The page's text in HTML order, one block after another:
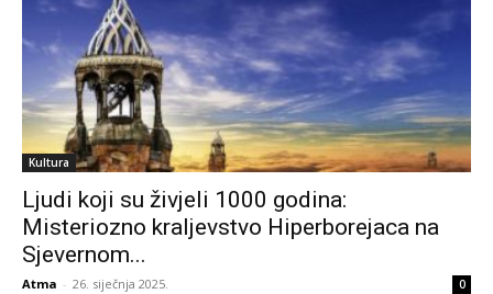
Kultura
Ljudi koji su živjeli 1000 godina:
Misteriozno kraljevstvo Hiperborejaca na
Sjevernom...
Atma - 26. siječnja 2025. 0